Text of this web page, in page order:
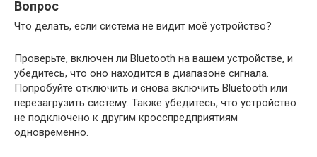
Вопрос
Что делать, если система не видит моё устройство?
Проверьте, включен ли Bluetooth на вашем устройстве, и
убедитесь, что оно находится в диапазоне сигнала.
Попробуйте отключить и снова включить Bluetooth или
перезагрузить систему. Также убедитесь, что устройство
не подключено к другим кросспредприятиям
одновременно.